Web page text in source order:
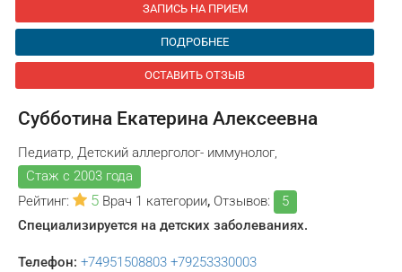
ЗАПИСЬ НА ПРИЕМ
ПОДРОБНЕЕ
ОСТАВИТЬ ОТЗЫВ
Субботина Екатерина Алексеевна
Педиатр, Детский аллерголог- иммунолог,
Стаж с 2003 года
Рейтинг:
5 Врач 1 категории, Отзывов:
5
Специализируется на детских заболеваниях.
Телефон: +74951508803 +79253330003